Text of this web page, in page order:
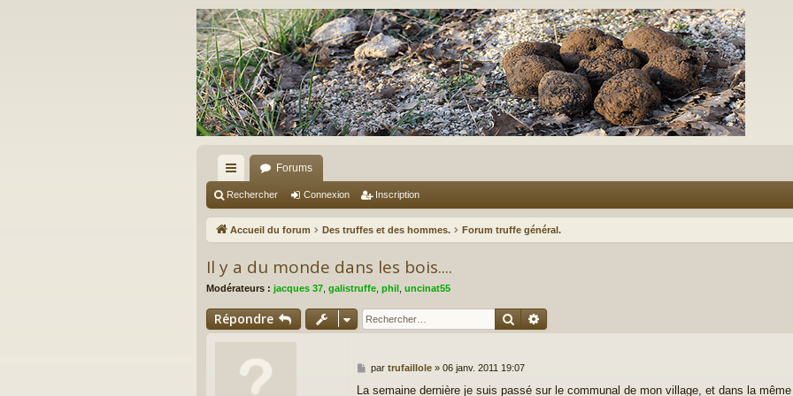
ac
co
ci
Forums
Rechercher Connexion Inscription
Accueil du forum Des truffes et des hommes. Forum truffe général.
Il y a du monde dans les bois....
Modérateurs : jacques 37 galistruffe phil uncinat55
Répondre Rechercher
M
s
par trufaillole» 06 janv. 2011 19:07
La semaine dernière je suis passé sur le communal de mon village, et dans la